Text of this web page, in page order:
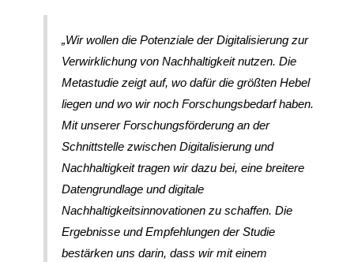
„Wir wollen die Potenziale der Digitalisierung zur
Verwirklichung von Nachhaltigkeit nutzen. Die
Metastudie zeigt auf, wo dafür die größten Hebel
liegen und wo wir noch Forschungsbedarf haben.
Mit unserer Forschungsförderung an der
Schnittstelle zwischen Digitalisierung und
Nachhaltigkeit tragen wir dazu bei, eine breitere
Datengrundlage und digitale
Nachhaltigkeitsinnovationen zu schaffen. Die
Ergebnisse und Empfehlungen der Studie
bestärken uns darin, dass wir mit einem